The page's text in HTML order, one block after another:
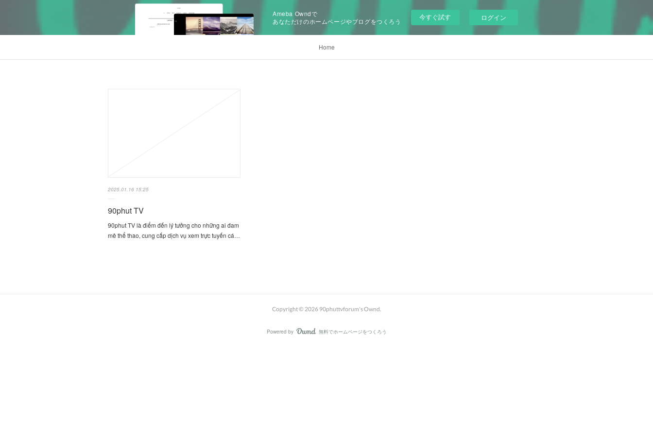
Ameba Owndで
あなただけのホームページやブログをつくろう
今すぐ試す ログイン
Home
2025.01.16 15:25
90phut TV
90phut TV là điểm đến lý tưởng cho những ai đam
mê thể thao, cung cấp dịch vụ xem trực tuyến cá…
Copyright © 2026 90phuttvforum's Ownd.
Powered by AmebaOwnd
無料でホームページをつくろう